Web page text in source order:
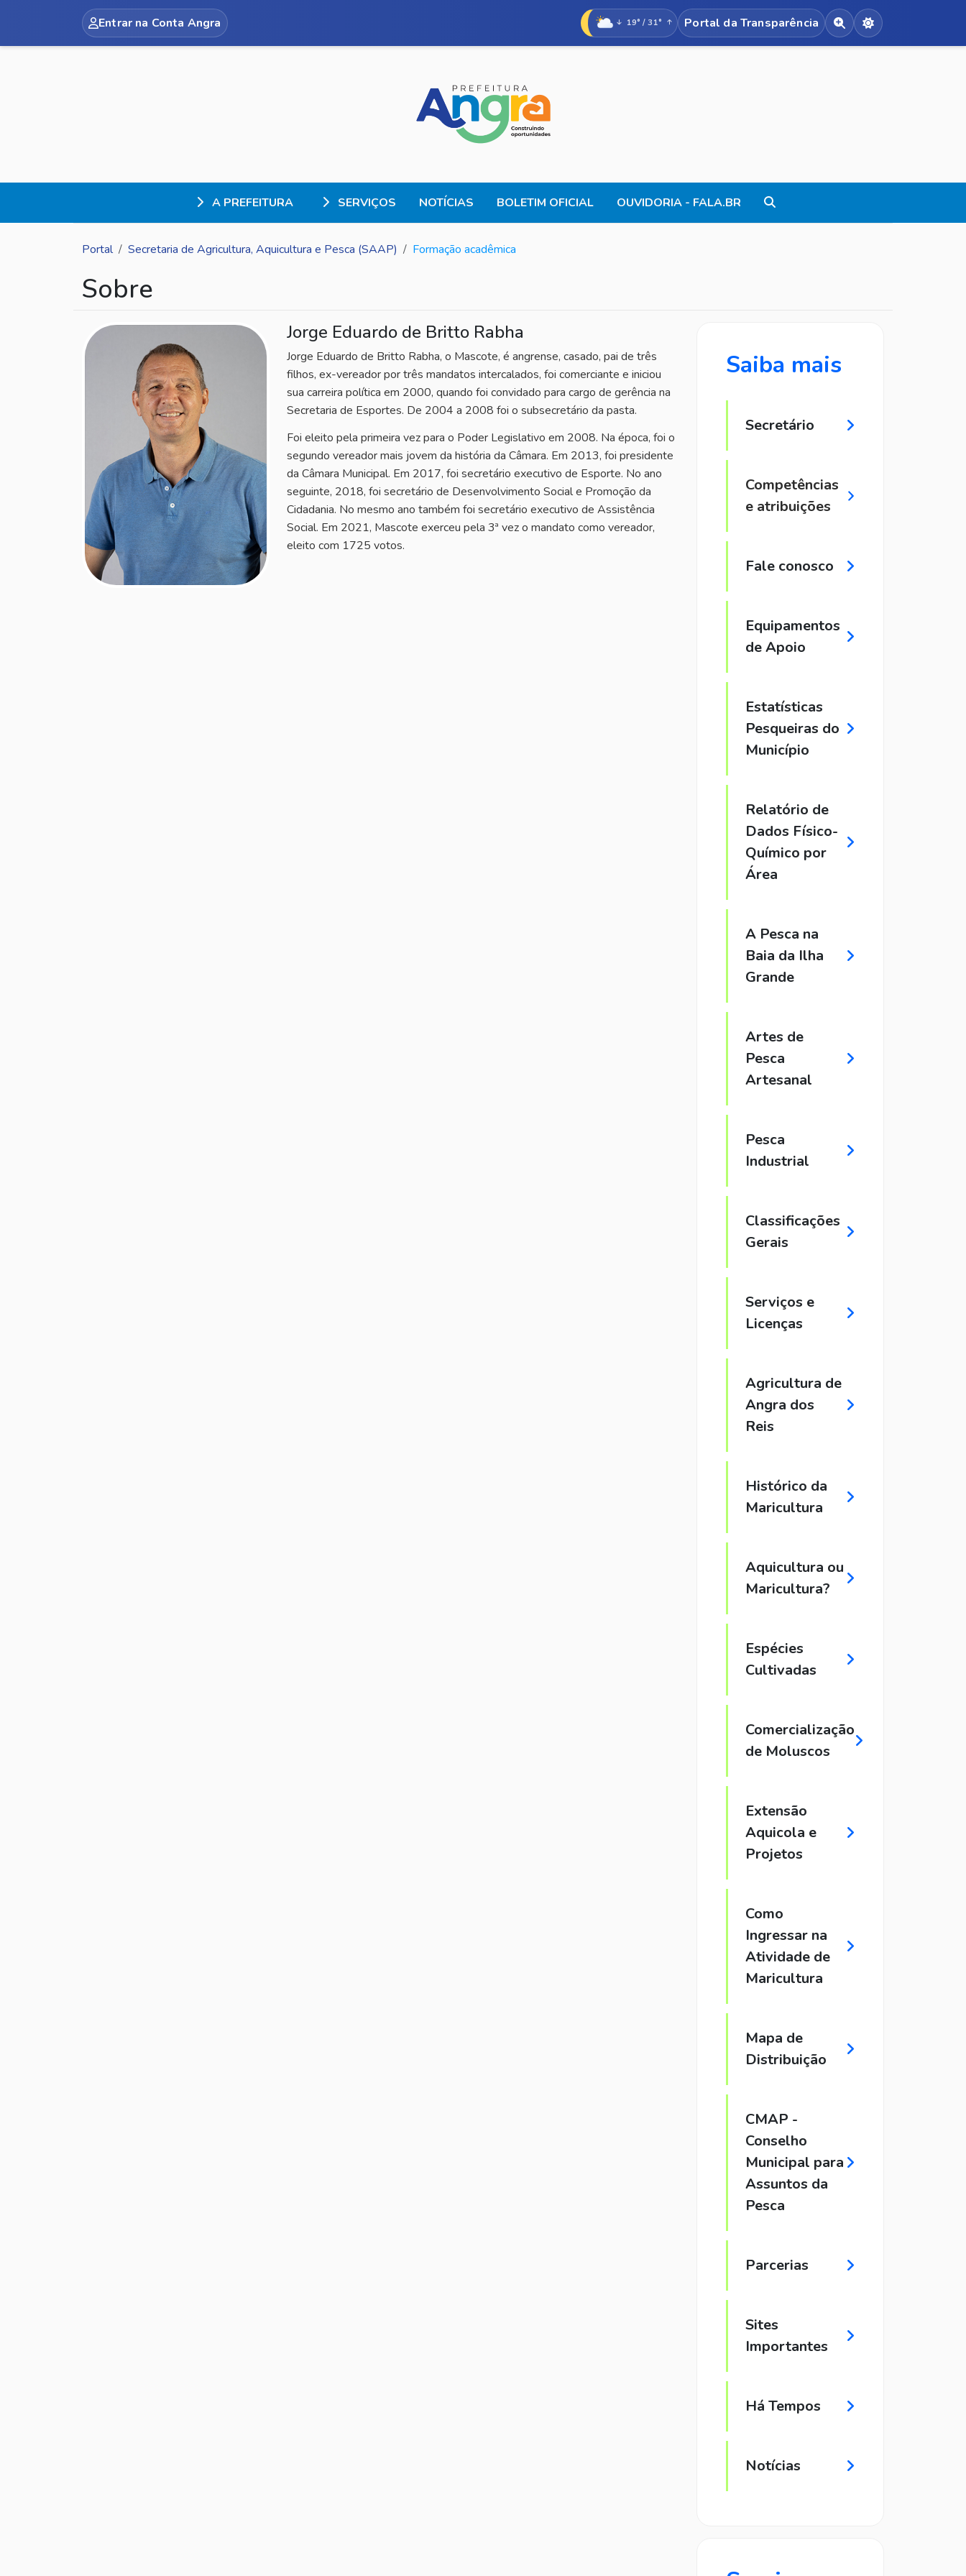
Entrar na Conta Angra 19° / 31° Portal da Transparência Acessibilidade de texto
Alternar modo
A PREFEITURA SERVIÇOS NOTÍCIAS BOLETIM OFICIAL OUVIDORIA - FALA.BR
Portal Secretaria de Agricultura, Aquicultura e Pesca (SAAP) Formação acadêmica
Sobre
Jorge Eduardo de Britto Rabha
Jorge Eduardo de Britto Rabha, o Mascote, é angrense, casado, pai de três
filhos, ex-vereador por três mandatos intercalados, foi comerciante e iniciou
sua carreira política em 2000, quando foi convidado para cargo de gerência na
Secretaria de Esportes. De 2004 a 2008 foi o subsecretário da pasta.
Foi eleito pela primeira vez para o Poder Legislativo em 2008. Na época, foi o
segundo vereador mais jovem da história da Câmara. Em 2013, foi presidente
da Câmara Municipal. Em 2017, foi secretário executivo de Esporte. No ano
seguinte, 2018, foi secretário de Desenvolvimento Social e Promoção da
Cidadania. No mesmo ano também foi secretário executivo de Assistência
Social. Em 2021, Mascote exerceu pela 3ª vez o mandato como vereador,
eleito com 1725 votos.
Saiba mais
Secretário
Competências
e atribuições
Fale conosco
Equipamentos
de Apoio
Estatísticas
Pesqueiras do
Município
Relatório de
Dados Físico-
Químico por
Área
A Pesca na
Baia da Ilha
Grande
Artes de
Pesca
Artesanal
Pesca
Industrial
Classificações
Gerais
Serviços e
Licenças
Agricultura de
Angra dos
Reis
Histórico da
Maricultura
Aquicultura ou
Maricultura?
Espécies
Cultivadas
Comercialização
de Moluscos
Extensão
Aquicola e
Projetos
Como
Ingressar na
Atividade de
Maricultura
Mapa de
Distribuição
CMAP -
Conselho
Municipal para
Assuntos da
Pesca
Parcerias
Sites
Importantes
Há Tempos
Notícias